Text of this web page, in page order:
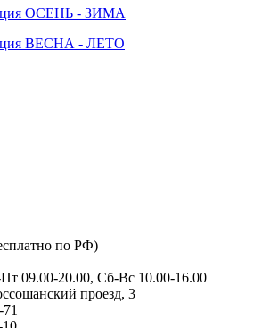
ОСЕНЬ - ЗИМА
ВЕСНА - ЛЕТО
по РФ)
09.00-20.00, Сб-Вс 10.00-16.00
проезд, 3